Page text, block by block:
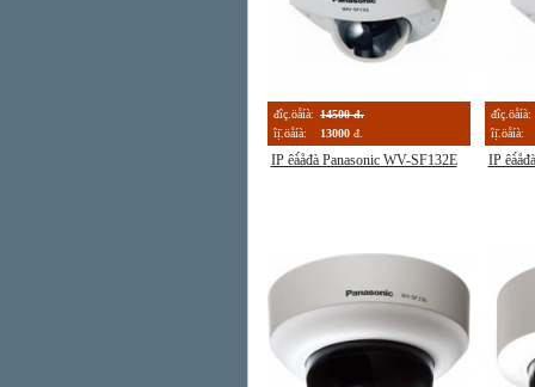
đîç.öåíà: 14500 đ.
îị̈.öåíà:
13000 đ.
IP êà́åđà Panasonic WV-SF132E
đîç.öåíà:
îị̈.öåíà:
IP